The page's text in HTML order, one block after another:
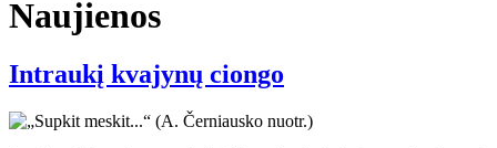
Naujienos
Intraukį kvajynų ciongo